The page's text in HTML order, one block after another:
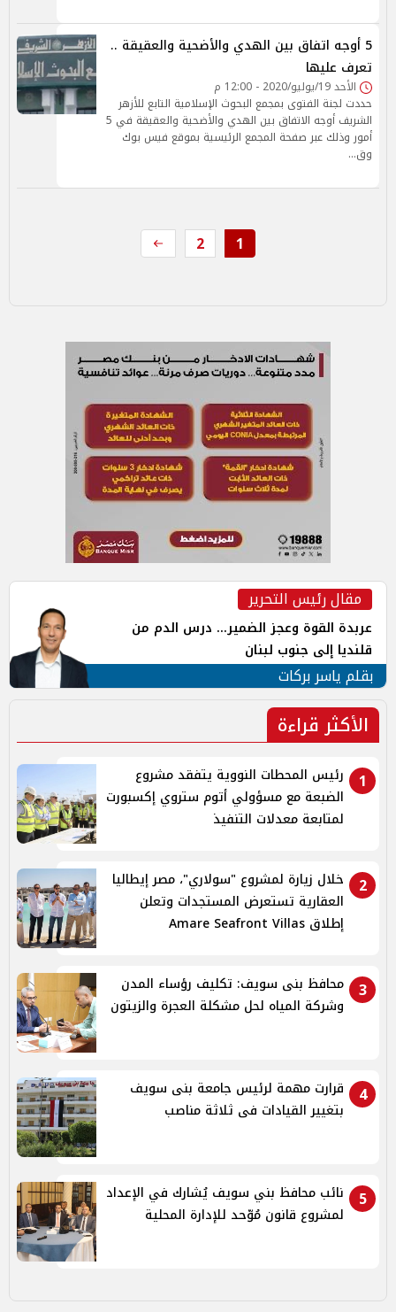
5 أوجه اتفاق بين الهدي والأضحية والعقيقة ..
تعرف عليها
الأحد 19/يوليو/2020 - 12:00 م
حددت لجنة الفتوى بمجمع البحوث الإسلامية التابع للأزهر
الشريف أوجه الاتفاق بين الهدي والأضحية والعقيقة في 5
أمور وذلك عبر صفحة المجمع الرئيسية بموقع فيس بوك
وق…
1
2
مقال رئيس التحرير
عربدة القوة وعجز الضمير... درس الدم من
قلنديا إلى جنوب لبنان
بقلم ياسر بركات
الأكثر قراءة
1
رئيس المحطات النووية يتفقد مشروع
الضبعة مع مسؤولي أتوم ستروي إكسبورت
لمتابعة معدلات التنفيذ
2
خلال زيارة لمشروع "سولاري"، مصر إيطاليا
العقارية تستعرض المستجدات وتعلن
إطلاق Amare Seafront Villas
3
محافظ بنى سويف: تكليف رؤساء المدن
وشركة المياه لحل مشكلة العجرة والزيتون
4
قرارت مهمة لرئيس جامعة بنى سويف
بتغيير القيادات فى ثلاثة مناصب
5
نائب محافظ بني سويف يُشارك في الإعداد
لمشروع قانون مُوّحد للإدارة المحلية